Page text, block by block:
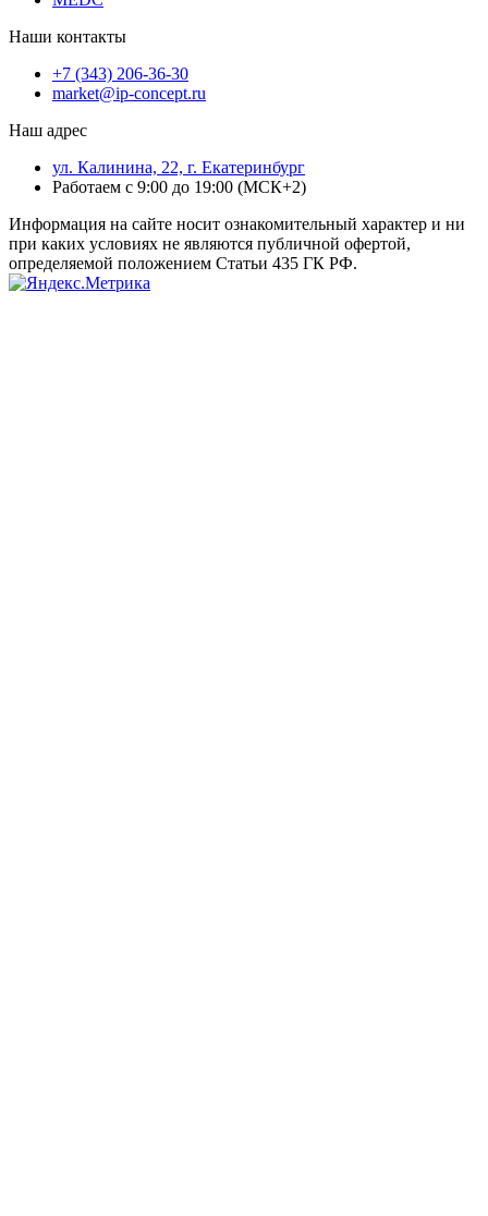
Наши контакты
+7 (343) 206-36-30
market@ip-concept.ru
Наш адрес
ул. Калинина, 22, г. Екатеринбург
Работаем с 9:00 до 19:00 (МСК+2)
Информация на сайте носит ознакомительный характер и ни
при каких условиях не являются публичной офертой,
определяемой положением Статьи 435 ГК РФ.